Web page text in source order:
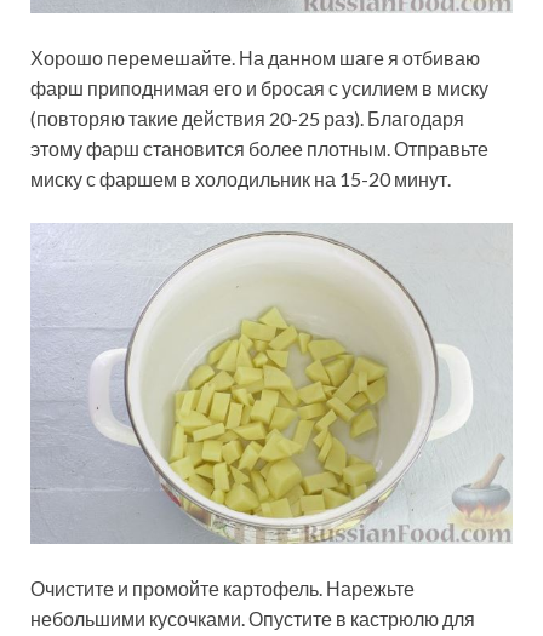
Хорошо перемешайте. На данном шаге я отбиваю
фарш приподнимая его и бросая с усилием в миску
(повторяю такие действия 20-25 раз). Благодаря
этому фарш становится более плотным. Отправьте
миску с фаршем в холодильник на 15-20 минут.
Очистите и промойте картофель. Нарежьте
небольшими кусочками. Опустите в кастрюлю для